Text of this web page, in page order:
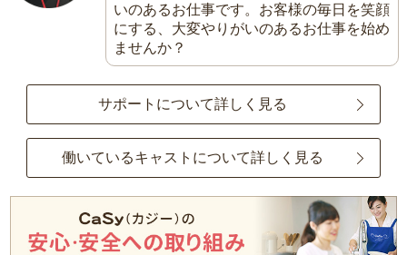
いのあるお仕事です。お客様の毎日を笑顔
にする、大変やりがいのあるお仕事を始め
ませんか？
サポートについて詳しく見る
働いているキャストについて詳しく見る